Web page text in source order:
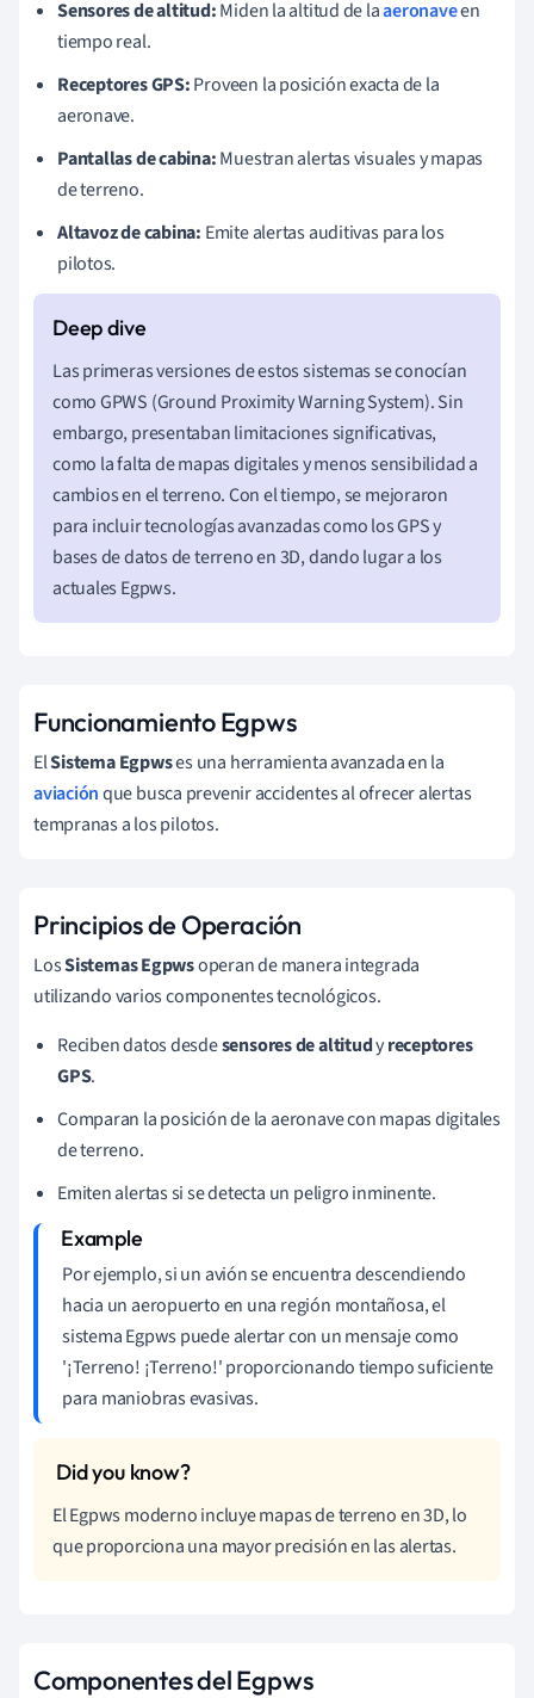
Sensores de altitud:Miden la altitud de laaeronaveen
tiempo real.
Receptores GPS:Proveen la posición exacta de la
aeronave.
Pantallas de cabina:Muestran alertas visuales y mapas
de terreno.
Altavoz de cabina: Emite alertas auditivas para los
pilotos.
Las primeras versiones de estos sistemas se conocían
como GPWS (Ground Proximity Warning System). Sin
embargo, presentaban limitaciones significativas,
como la falta de mapas digitales y menos sensibilidad a
cambios en el terreno. Con el tiempo, se mejoraron
para incluir tecnologías avanzadas como los GPS y
bases de datos de terreno en 3D, dando lugar a los
actuales Egpws.
Funcionamiento Egpws
ElSistema Egpwses una herramienta avanzada en la
aviaciónque busca prevenir accidentes al ofrecer alertas
tempranas a los pilotos.
Principios de Operación
LosSistemas Egpwsoperan de manera integrada
utilizando varios componentes tecnológicos.
Reciben datos desdesensores de altitudyreceptores
GPS.
Comparan la posición de la aeronave con mapas digitales
de terreno.
Emiten alertas si se detecta un peligro inminente.
Por ejemplo, si un avión se encuentra descendiendo
hacia un aeropuerto en una región montañosa, el
sistema Egpws puede alertar con un mensaje como
'¡Terreno! ¡Terreno!' proporcionando tiempo suficiente
para maniobras evasivas.
El Egpws moderno incluye mapas de terreno en 3D, lo
que proporciona una mayor precisión en las alertas.
Componentes del Egpws